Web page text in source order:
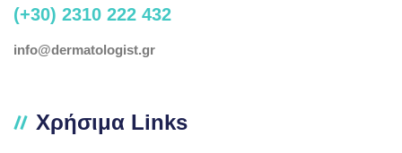
(+30) 2310 222 432
info@dermatologist.gr
Χρήσιμα Links